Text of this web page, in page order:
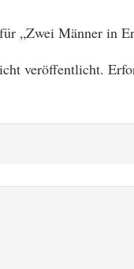
„Zwei Männer in
veröffentlicht.